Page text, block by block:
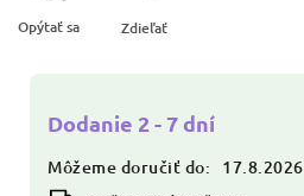
Dodanie 2 - 7 dní
Môžeme doručiť do:
17.8.2026
Opýtať sa Zdieľať